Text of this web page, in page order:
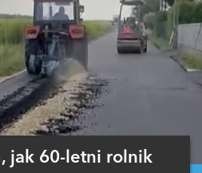
jak 60-letni rolnik